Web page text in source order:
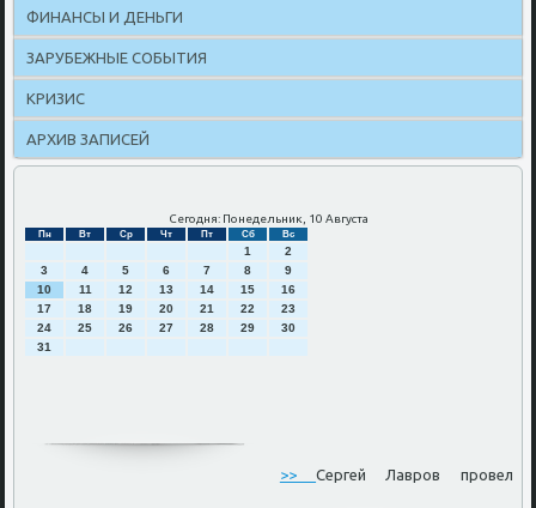
ФИНАНСЫ И ДЕНЬГИ
ЗАРУБЕЖНЫЕ СОБЫТИЯ
КРИЗИС
АРХИВ ЗАПИСЕЙ
Сегодня: Понедельник, 10 Августа
Пн Вт Ср Чт Пт Сб Вс
1
2
3
4 5 6 7 8
9
10
11 12 13 14 15
16
17
18 19 20 21 22
23
24
25 26 27 28 29
30
31
>>Сергей Лавров провел